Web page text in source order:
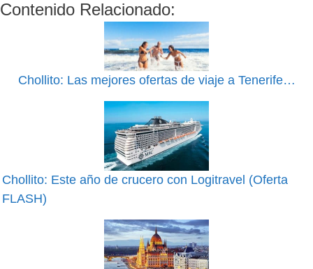
Contenido Relacionado:
Chollito: Las mejores ofertas de viaje a Tenerife…
Chollito: Este año de crucero con Logitravel (Oferta
FLASH)